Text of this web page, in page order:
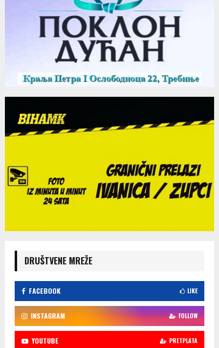
DRUŠTVENE MREŽE
FACEBOOK LIKE
INSTAGRAM FOLLOW
YOUTUBE PRETPLATA